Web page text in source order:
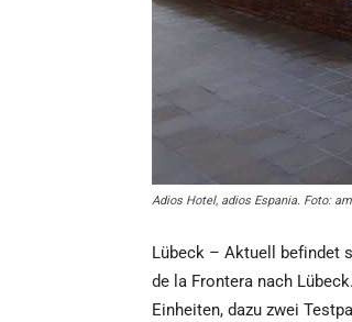
Adios Hotel, adios Espania. Foto: am
Lübeck – Aktuell befindet
de la Frontera nach
Einheiten, dazu zwei